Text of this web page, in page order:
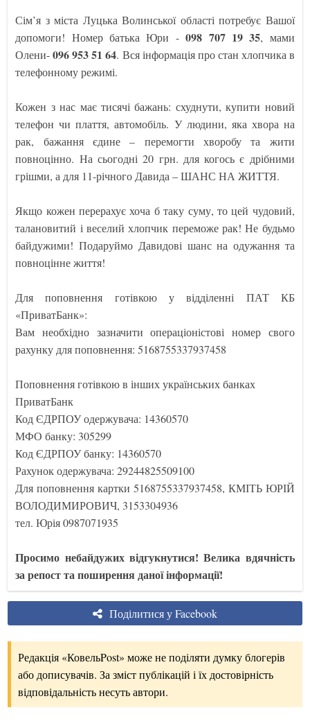
Сім’я з міста Луцька Волинської області потребує Вашої
допомоги! Номер батька Юри -098 707 19 35, мами
Олени-096 953 51 64. Вся інформація про стан хлопчика в
телефонному режимі.
Кожен з нас має тисячі бажань: схуднути, купити новий
телефон чи плаття, автомобіль. У людини, яка хвора на
рак, бажання єдине – перемогти хворобу та жити
повноцінно. На сьогодні 20 грн. для когось є дрібними
грішми, а для 11-річного Давида – ШАНС НА ЖИТТЯ.
Якщо кожен перерахує хоча б таку суму, то цей чудовий,
талановитий і веселий хлопчик переможе рак! Не будьмо
байдужими! Подаруймо Давидові шанс на одужання та
повноцінне життя!
Для поповнення готівкою у відділенні ПАТ КБ
«ПриватБанк»:
Вам необхідно зазначити операціоністові номер свого
рахунку для поповнення: 5168755337937458
Поповнення готівкою в інших українських банках
ПриватБанк
Код ЄДРПОУ одержувача: 14360570
МФО банку: 305299
Код ЄДРПОУ банку: 14360570
Рахунок одержувача: 29244825509100
Для поповнення картки 5168755337937458, КМІТЬ ЮРІЙ
ВОЛОДИМИРОВИЧ, 3153304936
тел. Юрія 0987071935
Просимо небайдужих відгукнутися! Велика вдячність
за репост та поширення даної інформації!
Поділитися у Facebook
Редакція «КовельPost» може не поділяти думку блогерів
або дописувачів. За зміст публікацій і їх достовірність
відповідальність несуть автори.